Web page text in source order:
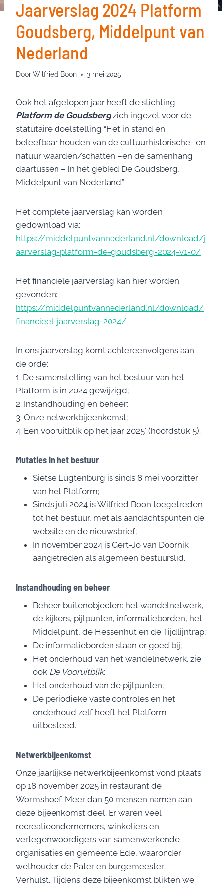
Jaarverslag 2024 Platform
Goudsberg, Middelpunt van
Nederland
DoorWilfried Boon 3 mei 2025
Ook het afgelopen jaar heeft de stichting
Platform de Goudsbergzich ingezet voor de
statutaire doelstelling “Het in stand en
beleefbaar houden van de cultuurhistorische- en
natuur waarden/schatten –en de samenhang
daartussen – in het gebied De Goudsberg,
Middelpunt van Nederland.”
Het complete jaarverslag kan worden
gedownload via:
https://middelpuntvannederland.nl/download/j
aarverslag-platform-de-goudsberg-2024-v1-0/
Het financiële jaarverslag kan hier worden
gevonden:
https://middelpuntvannederland.nl/download/
financieel-jaarverslag-2024/
In ons jaarverslag komt achtereenvolgens aan
de orde:
1. De samenstelling van het bestuur van het
Platform is in 2024 gewijzigd;
2. Instandhouding en beheer;
3. Onze netwerkbijeenkomst;
4. Een vooruitblik op het jaar 2025′ (hoofdstuk 5).
Mutaties in het bestuur
Sietse Lugtenburg is sinds 8 mei voorzitter
van het Platform;
Sinds juli 2024 is Wilfried Boon toegetreden
tot het bestuur, met als aandachtspunten de
website en de nieuwsbrief;
In november 2024 is Gert-Jo van Doornik
aangetreden als algemeen bestuurslid.
Instandhouding en beheer
Beheer buitenobjecten: het wandelnetwerk,
de kijkers, pijlpunten, informatieborden, het
Middelpunt, de Hessenhut en de Tijdlijntrap;
De informatieborden staan er goed bij;
Het onderhoud van het wandelnetwerk. zie
ook De Vooruitblik;
Het onderhoud van de pijlpunten;
De periodieke vaste controles en het
onderhoud zelf heeft het Platform
uitbesteed.
Netwerkbijeenkomst
Onze jaarlijkse netwerkbijeenkomst vond plaats
op 18 november 2025 in restaurant de
Wormshoef. Meer dan 50 mensen namen aan
deze bijeenkomst deel. Er waren veel
recreatieondernemers, winkeliers en
vertegenwoordigers van samenwerkende
organisaties en gemeente Ede, waaronder
wethouder de Pater en burgemeester
Verhulst. Tijdens deze bijeenkomst blikten we